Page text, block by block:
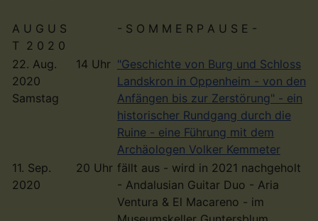
A U G U S
T 2 0 2 0
- S O M M E R P A U S E -
22. Aug.
2020
Samstag
14 Uhr "Geschichte von Burg und Schloss
Landskron in Oppenheim - von den
Anfängen bis zur Zerstörung" - ein
historischer Rundgang durch die
Ruine - eine Führung mit dem
Archäologen Volker Kemmeter
11. Sep.
2020
20 Uhr fällt aus - wird in 2021 nachgeholt
- Andalusian Guitar Duo - Aria
Ventura & El Macareno - im